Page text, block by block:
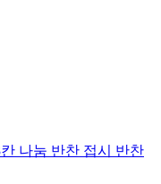
나눔 반찬 접시 반찬